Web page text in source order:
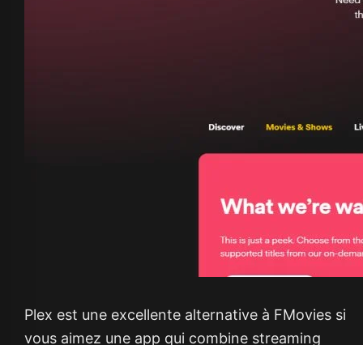
Plex est une excellente alternative à FMovies si
vous aimez une app qui combine streaming